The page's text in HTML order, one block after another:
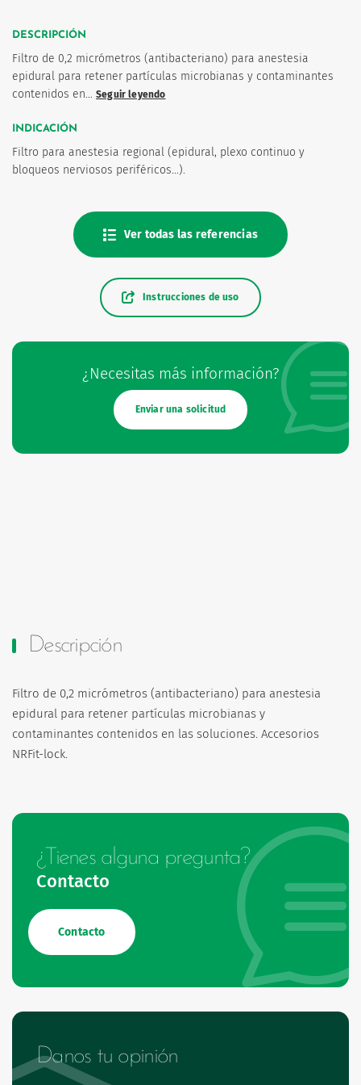
DESCRIPCIÓN
Filtro de 0,2 micrómetros (antibacteriano) para anestesia
epidural para retener partículas microbianas y contaminantes
contenidos en… Seguir leyendo
INDICACIÓN
Filtro para anestesia regional (epidural, plexo continuo y
bloqueos nerviosos periféricos...).
Ver todas las referencias
¿Necesitas más información?
Enviar una solicitud
Instrucciones de uso
Descripción
Filtro de 0,2 micrómetros (antibacteriano) para anestesia
epidural para retener partículas microbianas y
contaminantes contenidos en las soluciones. Accesorios
NRFit-lock.
¿Tienes alguna pregunta?
Contacto
Contacto
Danos tu opinión